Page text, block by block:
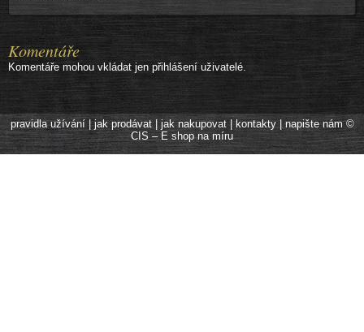
Komentáře
Komentáře mohou vkládat jen přihlášení uživatelé.
pravidla užívání|jak prodávat| jak nakupovat| kontakty| napište nám ©
CIS – E shop na míru